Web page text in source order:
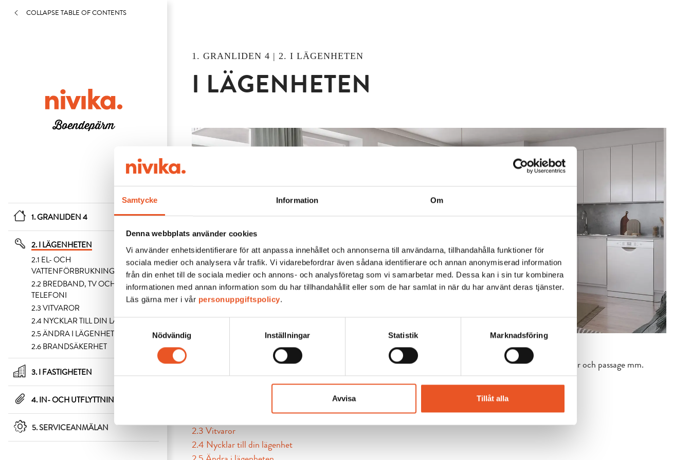
Samtycke Information Om
Denna webbplats använder cookies
Vi använder enhetsidentifierare för att anpassa innehållet och annonserna till användarna, tillhandahålla funktioner för
sociala medier och analysera vår trafik. Vi vidarebefordrar även sådana identifierare och annan anonymiserad information
från din enhet till de sociala medier och annons- och analysföretag som vi samarbetar med. Dessa kan i sin tur kombinera
informationen med annan information som du har tillhandahållit eller som de har samlat in när du har använt deras tjänster.
Läs gärna mer i vår personuppgiftspolicy.
Samtyckesval
Nödvändig
Inställningar Statistik Marknadsföring
Avvisa Tillåt alla
COLLAPSE TABLE OF CONTENTS
1. GRANLIDEN 4
2. I LÄGENHETEN
2.1 EL- OCH
VATTENFÖRBRUKNING
2.2 BREDBAND, TV OCH
TELEFONI
2.3 VITVAROR
2.4 NYCKLAR TILL DIN LÄGENHET
2.5 ÄNDRA I LÄGENHETEN
2.6 BRANDSÄKERHET
3. I FASTIGHETEN
4. IN- OCH UTFLYTTNING
5. SERVICEANMÄLAN
1. GRANLIDEN 4 | 2. I LÄGENHETEN
I LÄGENHETEN
Här hittar du allt som rör din lägenhet, såsom bredband, el och vattenförbrukning, information kring nycklar och passage mm.
2.2 Bredband, TV och Telefoni
2.3 Vitvaror
2.4 Nycklar till din lägenhet